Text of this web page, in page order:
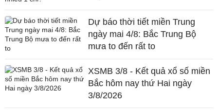
Dự báo thời tiết miền Trung
ngày mai 4/8: Bắc Trung Bộ
mưa to đến rất to
XSMB 3/8 - Kết quả xổ số miền
Bắc hôm nay thứ Hai ngày
3/8/2026